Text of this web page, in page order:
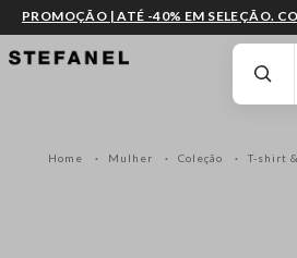
IR PARA O CONTEÚDO PRINCIPAL DESÇA
PROMOÇÃO | ATÉ -40% EM SELEÇÃO.
Home Mulher Coleção T-shirt